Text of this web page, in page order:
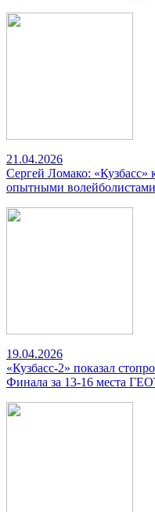
21.04.2026
Сергей Ломако: «Кузбасс»
опытными волейболистами
19.04.2026
«Кузбасс-2» показал
Финала за 13-16 места